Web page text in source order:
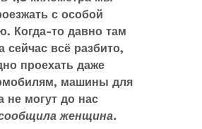
с особой
Когда-то давно там
всё разбито,
проехать даже
машины для
не могут до нас
женщина.